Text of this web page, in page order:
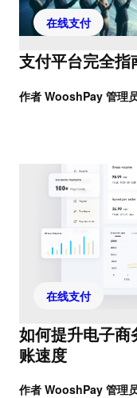
在线支付
支付平台完全
作者 WooshPay 管理
在线支付
如何提升电子
账速度
作者 WooshPay 管理